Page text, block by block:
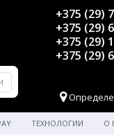
+375 (29)
+375 (29)
+375 (29)
+375 (29)
ТЕХНОЛОГИИ О